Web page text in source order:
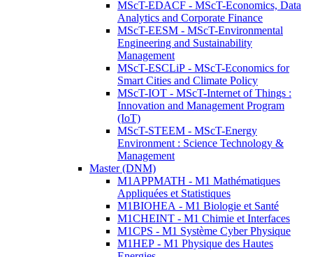
MScT-EDACF - MScT-Economics, Data
Analytics and Corporate Finance
MScT-EESM - MScT-Environmental
Engineering and Sustainability
Management
MScT-ESCLiP - MScT-Economics for
Smart Cities and Climate Policy
MScT-IOT - MScT-Internet of Things :
Innovation and Management Program
(IoT)
MScT-STEEM - MScT-Energy
Environment : Science Technology &
Management
Master (DNM)
M1APPMATH - M1 Mathématiques
Appliquées et Statistiques
M1BIOHEA - M1 Biologie et Santé
M1CHEINT - M1 Chimie et Interfaces
M1CPS - M1 Système Cyber Physique
M1HEP - M1 Physique des Hautes